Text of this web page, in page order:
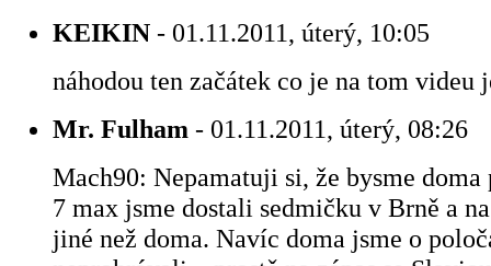
KEIKIN - 01.11.2011, úterý, 10:05
náhodou ten začátek co je na tom videu
Mr. Fulham - 01.11.2011, úterý, 08:26
Mach90: Nepamatuji si, že bysme
7 max jsme dostali sedmičku v Brně a
jiné než doma. Navíc doma jsme o